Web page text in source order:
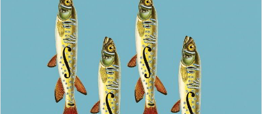
u
n
c
o
u